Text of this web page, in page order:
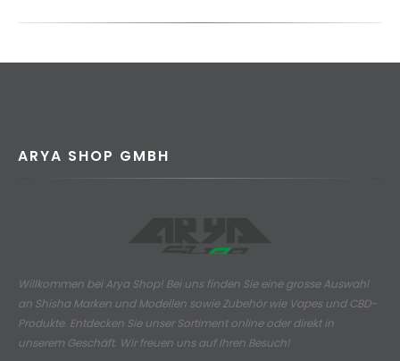
ARYA SHOP GMBH
Willkommen bei Arya Shop! Bei uns finden Sie eine grosse Auswahl
an Shisha Marken und Modellen sowie Zubehör wie Vapes und CBD-
Produkte. Entdecken Sie unser Sortiment online oder direkt in
unserem Geschäft. Wir freuen uns auf Ihren Besuch!